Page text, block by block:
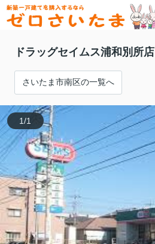
ドラッグセイムス浦和別所店
さいたま市南区の一覧へ
1/1